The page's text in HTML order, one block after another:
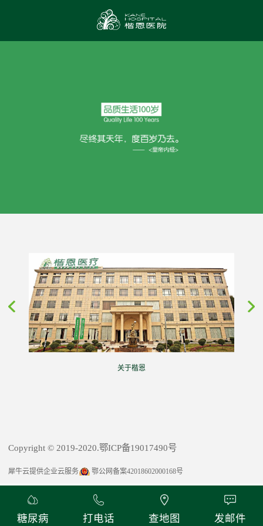
关于楷恩
Copyright © 2019-2020.鄂ICP备19017490号
犀牛云提供企业云服务 鄂公网备案42018602000168号
糖尿病 打电话 查地图 发邮件